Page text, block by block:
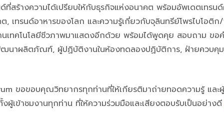
ที่สร้างความได้เปรียบให้กับธุรกิจแห่งอนาคต พร้อมอัพเดตเทรนด์
, เทรนด์อาหารของโลก และความรู้เกี่ยวกับจุลินทรีย์โพรไบโอติ
นเทคโนโลยีชีวภาพมาแสดงอีกด้วย พร้อมได้พูดคุย สอบถาม ขอ
ฒนาผลิตภัณฑ์, ผู้ปฏิบัติงานในห้องทดลองปฏิบัติการ, ฝ่ายควบ
ขอขอบคุณวิทยากรทุกท่านที่ให้เกียรติมาถ่ายทอดความรู้ และ
เข้าชมงานทุกท่าน ที่ให้ความร่วมมือและเสียงตอบรับเป็นอย่างดี